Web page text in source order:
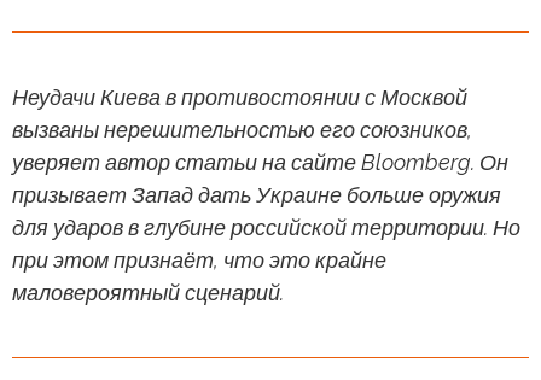
Неудачи Киева в противостоянии с Москвой
вызваны нерешительностью его союзников,
уверяет автор статьи на сайте Bloomberg. Он
призывает Запад дать Украине больше оружия
для ударов в глубине российской территории. Но
при этом признаёт, что это крайне
маловероятный сценарий.